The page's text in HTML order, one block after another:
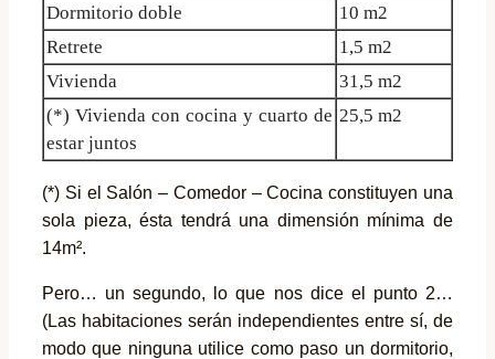
Dormitorio doble
10 m2
Retrete
1,5 m2
Vivienda
31,5 m2
(*) Vivienda con cocina y cuarto de
estar juntos
25,5 m2
(*) Si el Salón – Comedor – Cocina constituyen una
sola pieza, ésta tendrá una dimensión mínima de
14m².
Pero… un segundo, lo que nos dice el punto 2…
(Las habitaciones serán independientes entre sí, de
modo que ninguna utilice como paso un dormitorio,